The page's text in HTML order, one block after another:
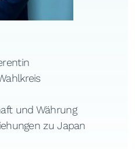
und Währung
zu Japan